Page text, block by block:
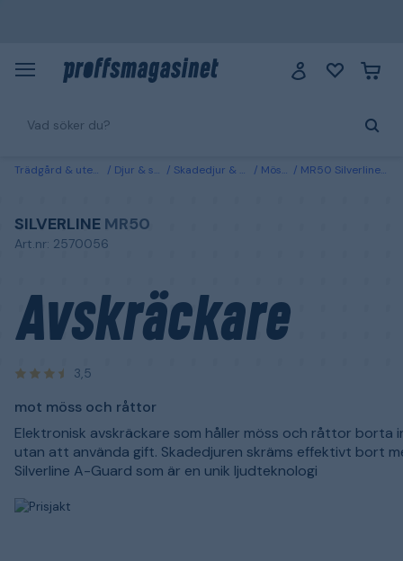
Trädgård & utemiljö Djur & skötsel Skadedjur & bekämpning Möss & råttor MR50 Silverline Avskräckare mot möss och råttor
SILVERLINE MR50
Art.nr: 2570056
Avskräckare
3,5
mot möss och råttor
Elektronisk avskräckare som håller möss och råttor borta
utan att använda gift. Skadedjuren skräms effektivt bort
Silverline A-Guard som är en unik ljudteknologi